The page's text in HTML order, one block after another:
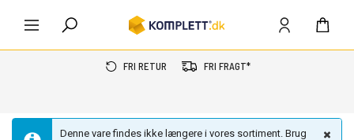
FRI RETUR FRI FRAGT*
Denne vare findes ikke længere i vores sortiment. Brug